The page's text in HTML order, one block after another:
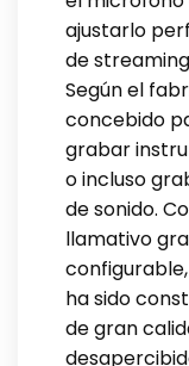
ajustarlo
de
Según el
concebido
grabar
o incluso
de sonido.
llamativo
ha sido
de gran